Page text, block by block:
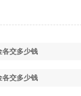
各交多少钱
各交多少钱